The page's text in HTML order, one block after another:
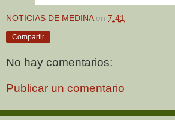
NOTICIAS DE MEDINA en 7:41
Compartir
No hay comentarios:
Publicar un comentario